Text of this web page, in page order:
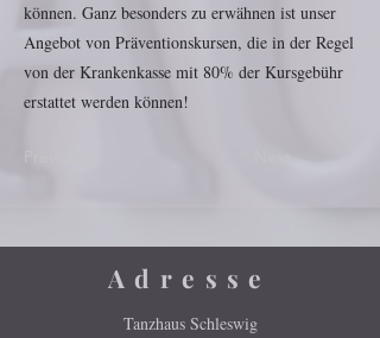
können. Ganz besonders zu erwähnen ist unser
Angebot von Präventionskursen, die in der Regel
von der Krankenkasse mit 80% der Kursgebühr
erstattet werden können!
Adresse
Tanzhaus Schleswig